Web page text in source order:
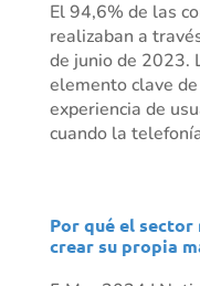
El 94,6% de las
realizaban a
de junio de 2023.
elemento clave
experiencia de
cuando la
Por qué el
crear su propia